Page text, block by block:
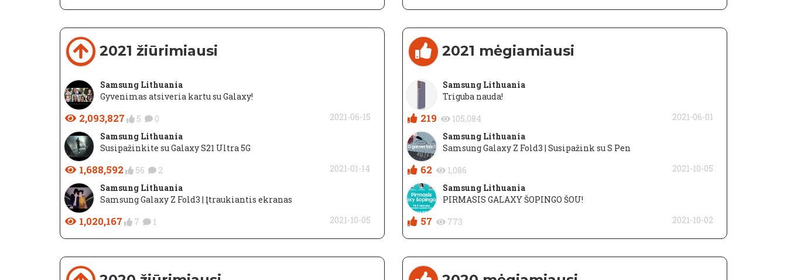
2021 žiūrimiausi
Samsung Lithuania
Gyvenimas atsiveria kartu su Galaxy!
2,093,827 5 0
2021-06-15
Samsung Lithuania
Susipažinkite su Galaxy S21 Ultra 5G
1,688,592 56 2
2021-01-14
Samsung Lithuania
Samsung Galaxy Z Fold3 | Įtraukiantis ekranas
1,020,167 7 1 2021-10-05
2021 mėgiamiausi
Samsung Lithuania
Triguba nauda!
219 105,084
2021-06-01
Samsung Lithuania
Samsung Galaxy Z Fold3 | Susipažink su S Pen
62 1,086
2021-10-05
Samsung Lithuania
PIRMASIS GALAXY ŠOPINGO ŠOU!
57 773 2021-10-02